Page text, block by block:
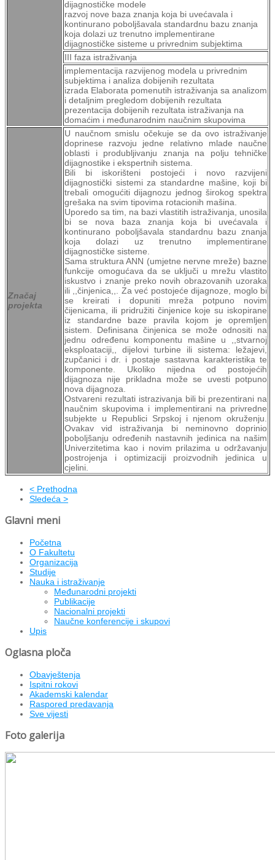
dijagnostičke modele
razvoj nove baza znanja koja bi uvećavala i
kontinurano poboljšavala standardnu bazu znanja
koja dolazi uz trenutno implementirane
dijagnostičke sisteme u privrednim subjektima
III faza istraživanja
implementacija razvijenog modela u privrednim
subjektima i analiza dobijenih rezultata
izrada Elaborata pomenutih istraživanja sa analizom
i detaljnim pregledom dobijenih rezultata
prezentacija dobijenih rezultata istraživanja na
domaćim i međunarodnim naučnim skupovima
Značaj
projekta
U naučnom smislu očekuje se da ovo istraživanje
doprinese razvoju jedne relativno mlade naučne
oblasti i produbljivanju znanja na polju tehničke
dijagnostike i ekspertnih sistema.
Bili bi iskorišteni postojeći i novo razvijeni
dijagnostički sistemi za standardne mašine, koji bi
trebali omogućiti dijagnozu jednog širokog spektra
grešaka na svim tipovima rotacionih mašina.
Uporedo sa tim, na bazi vlastitih istraživanja, unosila
bi se nova baza znanja koja bi uvećavala i
kontinurano poboljšavala standardnu bazu znanja
koja dolazi uz trenutno implementirane
dijagnostičke sisteme.
Sama struktura ANN (umjetne nervne mreže) bazne
funkcije omogućava da se uključi u mrežu vlastito
iskustvo i znanje preko novih obrazovanih uzoraka
ili ,,činjenica,,. Za već postojeće dijagnoze, moglo bi
se kreirati i dopuniti mreža potpuno novim
čijenicama, ili pridružiti činjenice koje su iskopirane
iz standardne baze pravila kojom je opremljen
sistem. Definisana činjenica se može odnositi na
jednu određenu komponentu mašine u ,,stvarnoj
eksploataciji,, dijelovi turbine ili sistema: ležajevi,
zupčanici i dr. i postaje sastavna karakteristika te
komponente. Ukoliko nijedna od postojećih
dijagnoza nije prikladna može se uvesti potpuno
nova dijagnoza.
Ostvareni rezultati istrazivanja bili bi prezentirani na
naučnim skupovima i implementirani na privredne
subjekte u Republici Srpskoj i njenom okruženju.
Ovakav vid istraživanja bi neminovno doprinio
poboljšanju određenih nastavnih jedinica na našim
Univerzitetima kao i novim prilazima u održavanju
postrojenja i optimizaciji proizvodnih jedinica u
cjelini.
< Prethodna
Sledeća >
Glavni meni
Početna
O Fakultetu
Organizacija
Studije
Nauka i istraživanje
Međunarodni projekti
Publikacije
Nacionalni projekti
Naučne konferencije i skupovi
Upis
Oglasna ploča
Obavještenja
Ispitni rokovi
Akademski kalendar
Raspored predavanja
Sve vijesti
Foto galerija